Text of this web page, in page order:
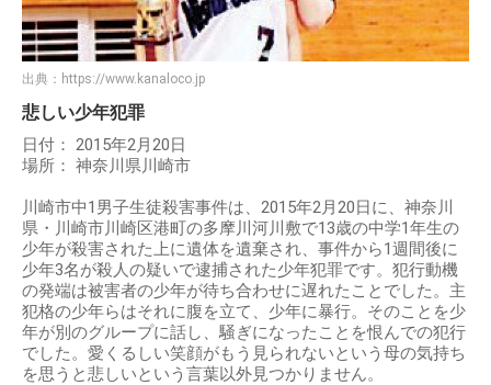
出典： https://www.kanaloco.jp
悲しい少年犯罪
日付： 2015年2月20日
場所： 神奈川県川崎市
川崎市中1男子生徒殺害事件は、2015年2月20日に、神奈川
県・川崎市川崎区港町の多摩川河川敷で13歳の中学1年生の
少年が殺害された上に遺体を遺棄され、事件から1週間後に
少年3名が殺人の疑いで逮捕された少年犯罪です。犯行動機
の発端は被害者の少年が待ち合わせに遅れたことでした。主
犯格の少年らはそれに腹を立て、少年に暴行。そのことを少
年が別のグループに話し、騒ぎになったことを恨んでの犯行
でした。愛くるしい笑顔がもう見られないという母の気持ち
を思うと悲しいという言葉以外見つかりません。